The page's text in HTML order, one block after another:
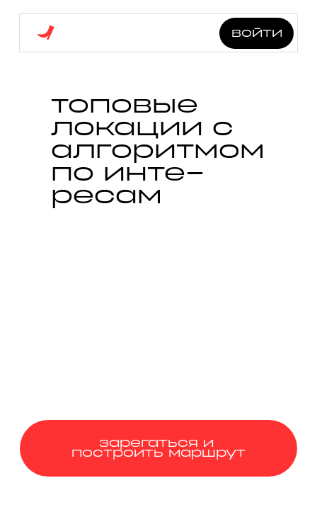
войти
топовые
локации с
алгоритмом
по инте-
ресам
зарегаться и
построить маршрут